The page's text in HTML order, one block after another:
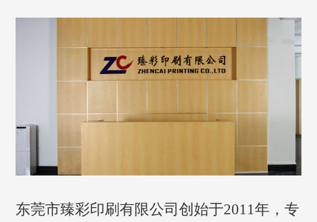
东莞市臻彩印刷有限公司创始于2011年，专